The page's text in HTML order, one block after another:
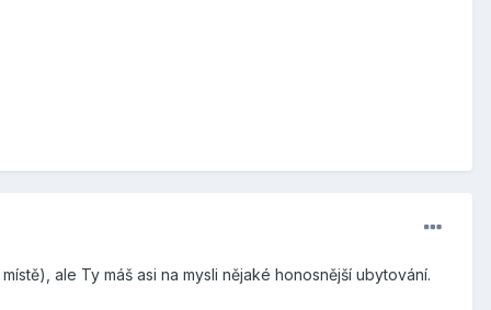
ale Ty máš asi na mysli nějaké honosnější ubytování.